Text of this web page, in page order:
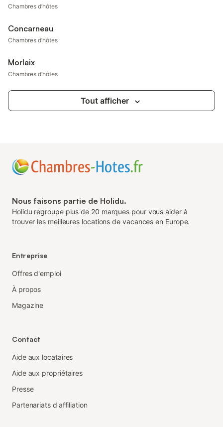
Chambres d’hôtes
Concarneau
Chambres d’hôtes
Morlaix
Chambres d’hôtes
Tout afficher
Nous faisons partie de Holidu.
Holidu regroupe plus de 20 marques pour vous aider à
trouver les meilleures locations de vacances en Europe.
Entreprise
Offres d'emploi
À propos
Magazine
Contact
Aide aux locataires
Aide aux propriétaires
Presse
Partenariats d'affiliation